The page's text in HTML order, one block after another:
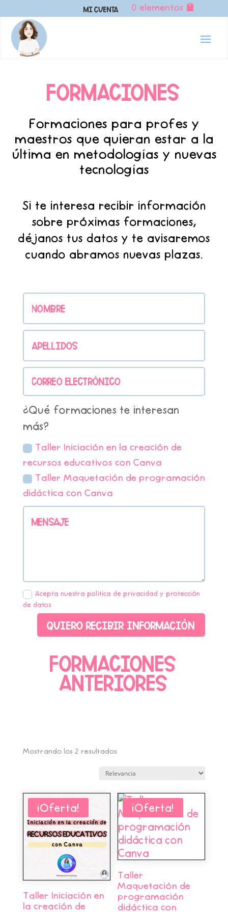
Mi Cuenta 0 elementos
Formaciones
Formaciones para profes y
maestros que quieran estar a la
última en metodologías y nuevas
tecnologías
Si te interesa recibir información
sobre próximas formaciones,
déjanos tus datos y te avisaremos
cuando abramos nuevas plazas.
¿Qué formaciones te interesan
más?
Taller Iniciación en la creación de
recursos educativos con Canva
Taller Maquetación de programación
didáctica con Canva
Acepta nuestra política de privacidad y protección
de datos
Quiero recibir información
Formaciones
anteriores
Mostrando los 2 resultados
¡Oferta!
Taller Iniciación en
la creación de
¡Oferta!
Taller
Maquetación de
programación
didáctica con